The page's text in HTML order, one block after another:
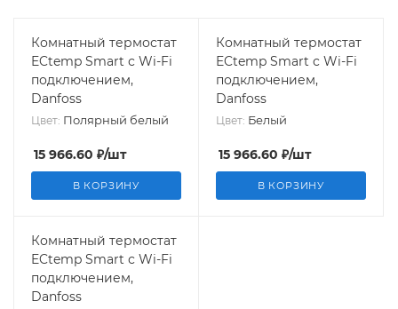
Комнатный термостат
ECtemp Smart с Wi-Fi
подключением,
Danfoss
Цвет: Полярный белый
15 966.60 ₽/шт
В КОРЗИНУ
Комнатный термостат
ECtemp Smart с Wi-Fi
подключением,
Danfoss
Цвет: Белый
15 966.60 ₽/шт
В КОРЗИНУ
Комнатный термостат
ECtemp Smart с Wi-Fi
подключением,
Danfoss